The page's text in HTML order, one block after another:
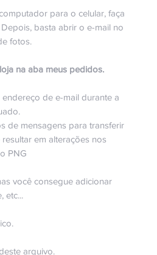
para o celular, faça
basta abrir o e-mail no
fotos.
na aba meus pedidos.
de e-mail durante a
de mensagens para transferir
em alterações nos
PNG
você consegue adicionar
etc...
arquivo.